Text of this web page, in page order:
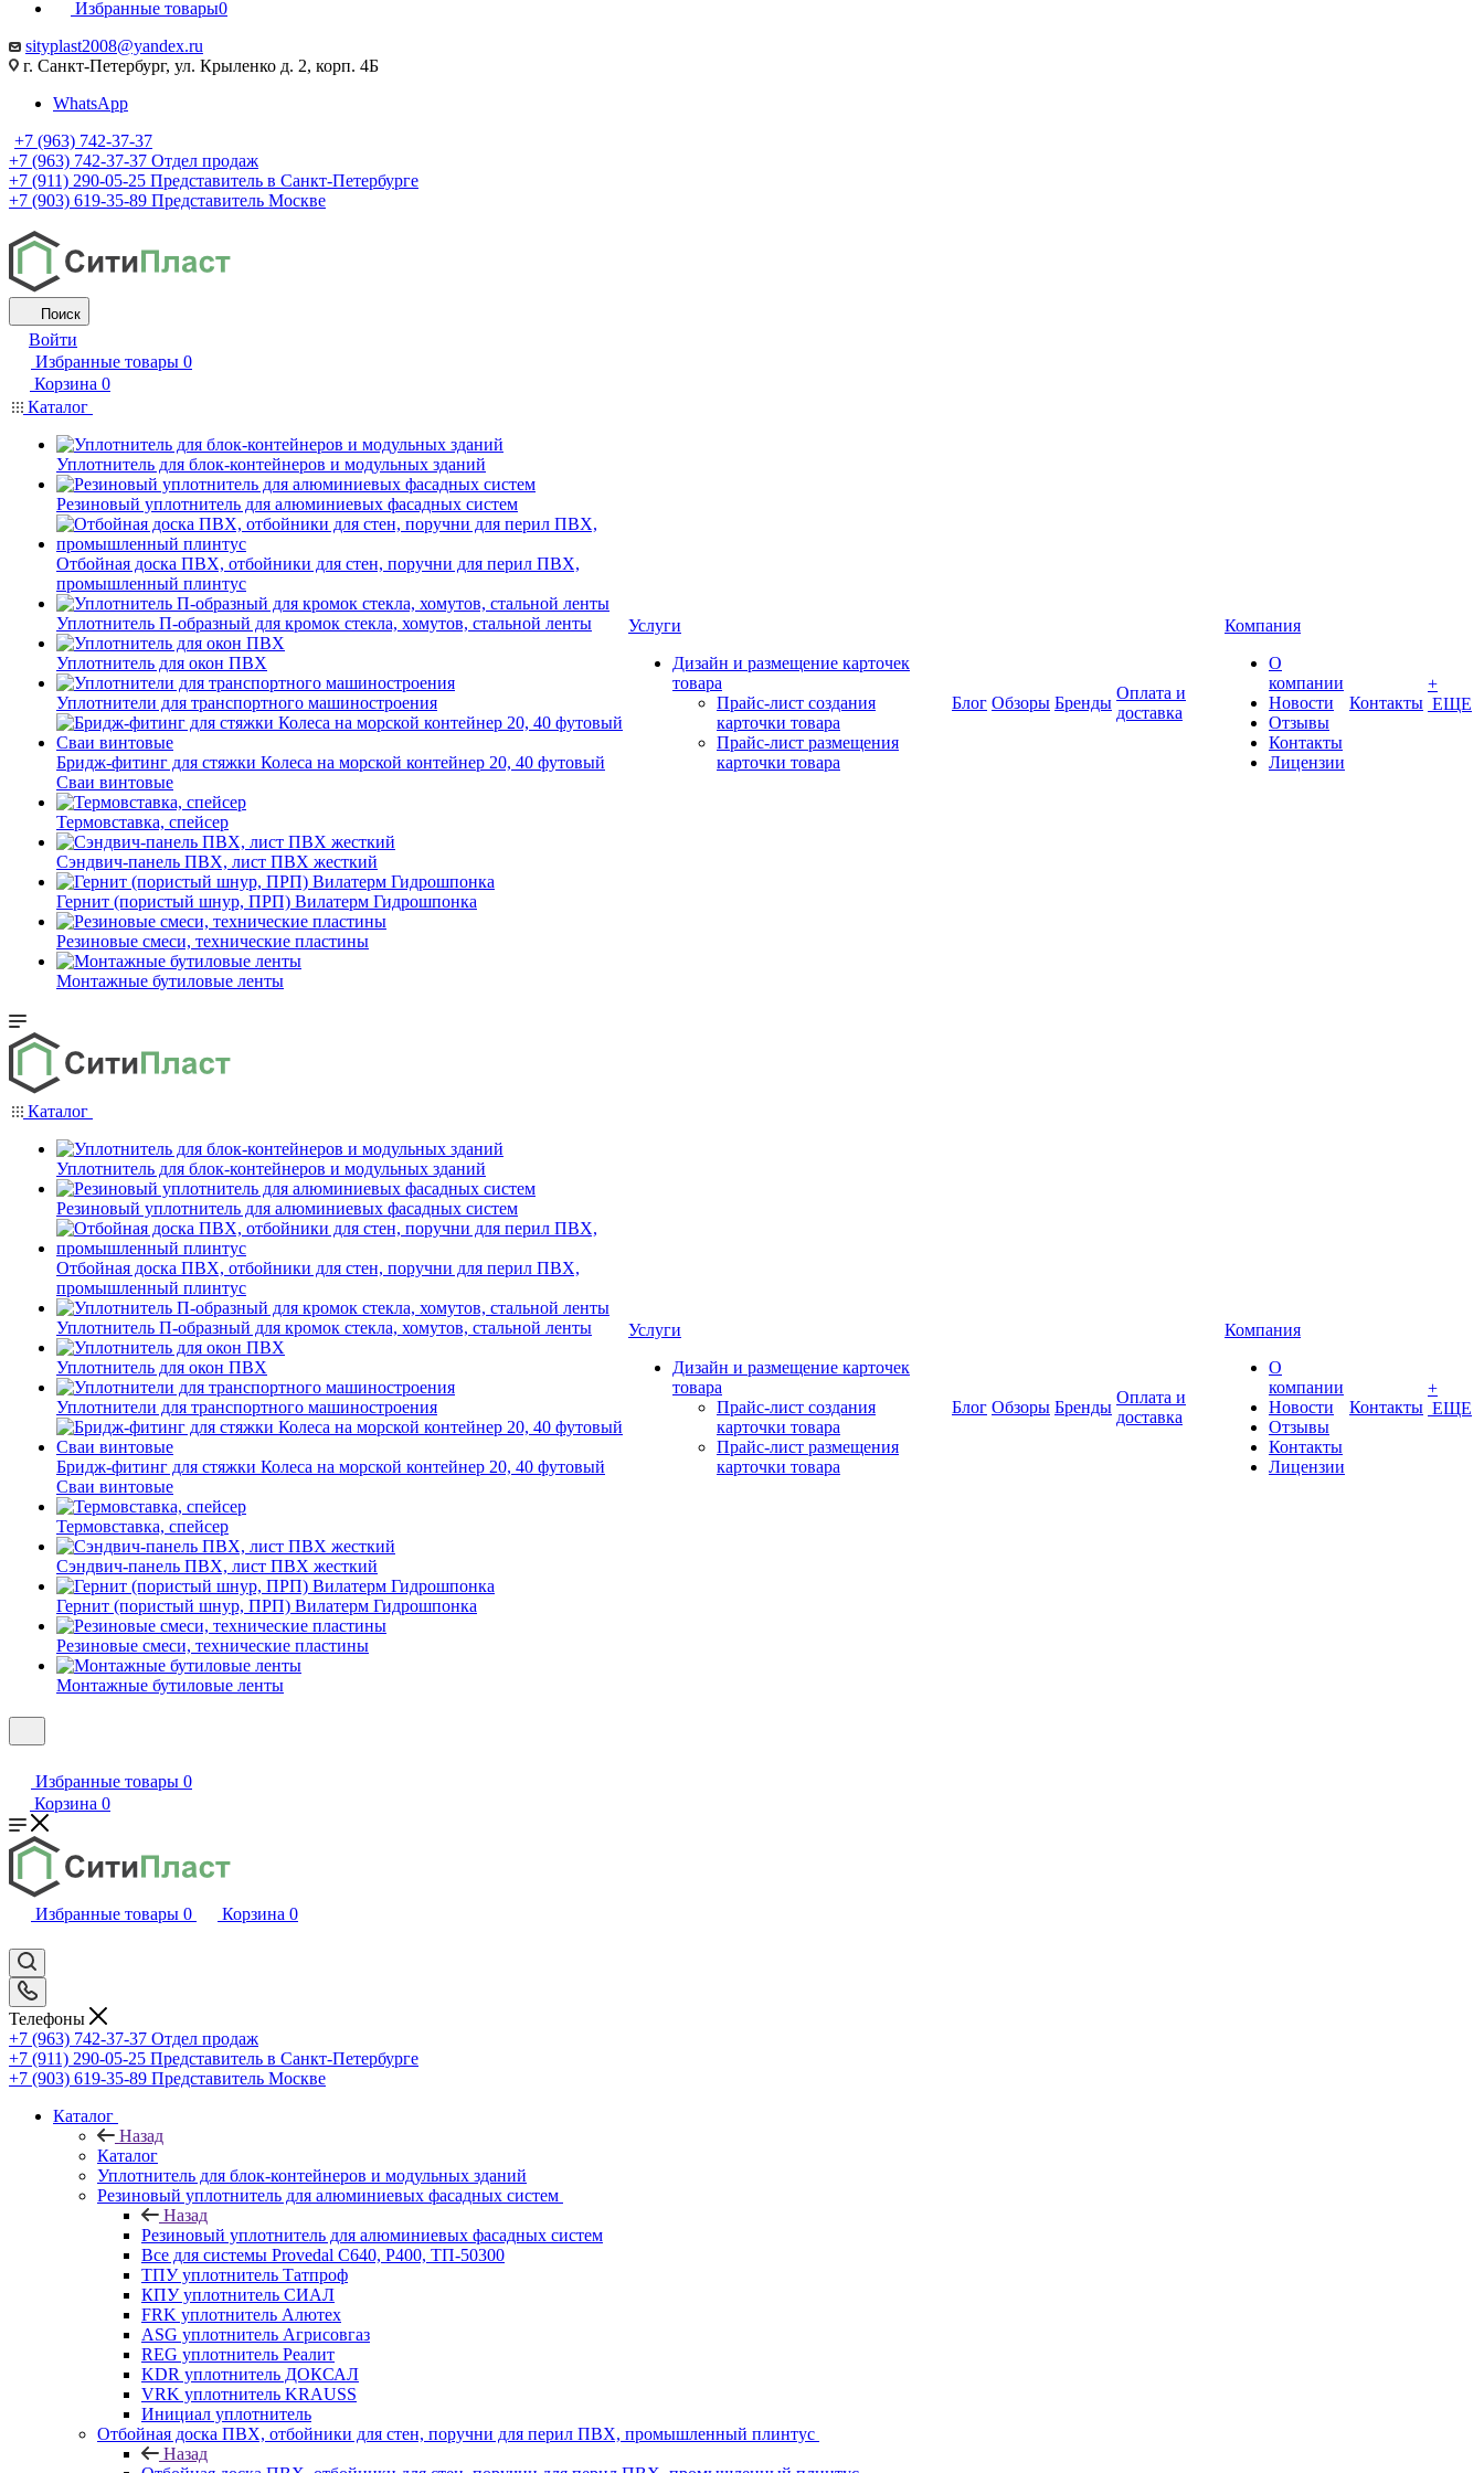
Избранные товары0
sityplast2008@yandex.ru
г. Санкт-Петербург, ул. Крыленко д. 2, корп. 4Б
WhatsApp
+7 (963) 742-37-37
+7 (963) 742-37-37 Отдел продаж
+7 (911) 290-05-25 Представитель в Санкт-Петербурге
+7 (903) 619-35-89 Представитель Москве
Поиск
Войти
Избранные товары 0
Корзина 0
Каталог
Уплотнитель для блок-контейнеров и модульных зданий
Резиновый уплотнитель для алюминиевых фасадных систем
Отбойная доска ПВХ, отбойники для стен, поручни для перил ПВХ,
промышленный плинтус
Уплотнитель П-образный для кромок стекла, хомутов, стальной ленты
Уплотнитель для окон ПВХ
Уплотнители для транспортного машиностроения
Бридж-фитинг для стяжки Колеса на морской контейнер 20, 40 футовый
Сваи винтовые
Термовставка, спейсер
Сэндвич-панель ПВХ, лист ПВХ жесткий
Гернит (пористый шнур, ПРП) Вилатерм Гидрошпонка
Резиновые смеси, технические пластины
Монтажные бутиловые ленты
Услуги
Дизайн и размещение карточек
товара
Прайс-лист создания
карточки товара
Прайс-лист размещения
карточки товара
Блог Обзоры Бренды
Оплата и
доставка
Компания
О
компании
Новости
Отзывы
Контакты
Лицензии
Контакты
+
ЕЩЕ
Каталог
Уплотнитель для блок-контейнеров и модульных зданий
Резиновый уплотнитель для алюминиевых фасадных систем
Отбойная доска ПВХ, отбойники для стен, поручни для перил ПВХ,
промышленный плинтус
Уплотнитель П-образный для кромок стекла, хомутов, стальной ленты
Уплотнитель для окон ПВХ
Уплотнители для транспортного машиностроения
Бридж-фитинг для стяжки Колеса на морской контейнер 20, 40 футовый
Сваи винтовые
Термовставка, спейсер
Сэндвич-панель ПВХ, лист ПВХ жесткий
Гернит (пористый шнур, ПРП) Вилатерм Гидрошпонка
Резиновые смеси, технические пластины
Монтажные бутиловые ленты
Услуги
Дизайн и размещение карточек
товара
Прайс-лист создания
карточки товара
Прайс-лист размещения
карточки товара
Блог Обзоры Бренды
Оплата и
доставка
Компания
О
компании
Новости
Отзывы
Контакты
Лицензии
Контакты
+
ЕЩЕ
Избранные товары 0
Корзина 0
Избранные товары 0 Корзина 0
Телефоны
+7 (963) 742-37-37 Отдел продаж
+7 (911) 290-05-25 Представитель в Санкт-Петербурге
+7 (903) 619-35-89 Представитель Москве
Каталог
Назад
Каталог
Уплотнитель для блок-контейнеров и модульных зданий
Резиновый уплотнитель для алюминиевых фасадных систем
Назад
Резиновый уплотнитель для алюминиевых фасадных систем
Все для системы Provedal С640, Р400, ТП-50300
ТПУ уплотнитель Татпроф
КПУ уплотнитель СИАЛ
FRK уплотнитель Алютех
ASG уплотнитель Агрисовгаз
REG уплотнитель Реалит
KDR уплотнитель ДОКСАЛ
VRK уплотнитель KRAUSS
Инициал уплотнитель
Отбойная доска ПВХ, отбойники для стен, поручни для перил ПВХ, промышленный плинтус
Назад